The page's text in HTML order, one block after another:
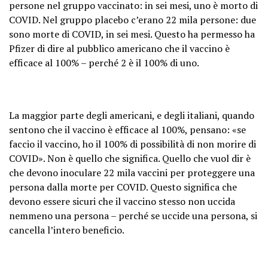
persone nel gruppo vaccinato: in sei mesi, uno è morto di
COVID. Nel gruppo placebo c’erano 22 mila persone: due
sono morte di COVID, in sei mesi. Questo ha permesso ha
Pfizer di dire al pubblico americano che il vaccino è
efficace al 100% – perché 2 è il 100% di uno.
La maggior parte degli americani, e degli italiani, quando
sentono che il vaccino è efficace al 100%, pensano: «se
faccio il vaccino, ho il 100% di possibilità di non morire di
COVID». Non è quello che significa. Quello che vuol dir è
che devono inoculare 22 mila vaccini per proteggere una
persona dalla morte per COVID. Questo significa che
devono essere sicuri che il vaccino stesso non uccida
nemmeno una persona – perché se uccide una persona, si
cancella l’intero beneficio.